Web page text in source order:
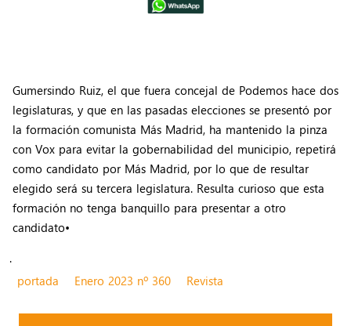
Gumersindo Ruiz, el que fuera concejal de Podemos hace dos
legislaturas, y que en las pasadas elecciones se presentó por
la formación comunista Más Madrid, ha mantenido la pinza
con Vox para evitar la gobernabilidad del municipio, repetirá
como candidato por Más Madrid, por lo que de resultar
elegido será su tercera legislatura. Resulta curioso que esta
formación no tenga banquillo para presentar a otro
candidato•
.
portada
Enero 2023 nº 360 Revista